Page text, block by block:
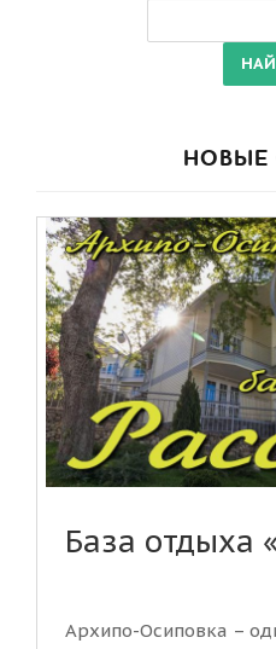
НОВЫЕ
База отдыха
Архипо-Осиповка –